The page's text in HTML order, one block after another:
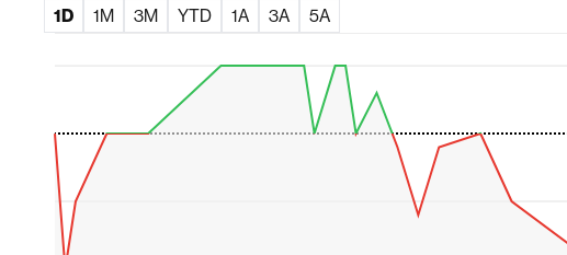
1D 1M 3M YTD 1A 3A 5A